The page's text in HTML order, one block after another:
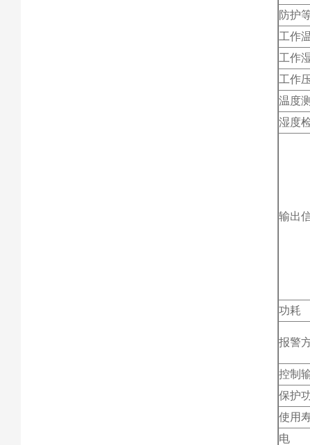
防护
工作
工作
工作
温度
湿度
输出
功耗
报警
控制
保护
使用
电